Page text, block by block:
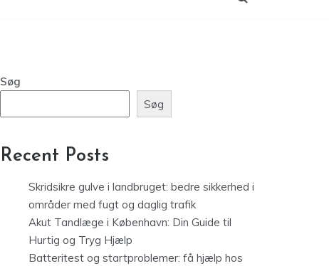
Søg
Søg
Recent Posts
Skridsikre gulve i landbruget: bedre sikkerhed i
områder med fugt og daglig trafik
Akut Tandlæge i København: Din Guide til
Hurtig og Tryg Hjælp
Batteritest og startproblemer: få hjælp hos